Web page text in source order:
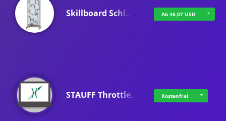
Skillboard Schl… Ab 46,07 USD
STAUFF Throttle… Kostenfrei